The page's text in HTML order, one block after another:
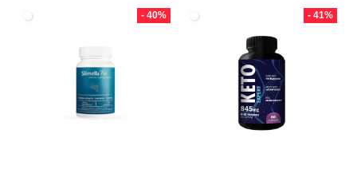
45,00 €.
è:
25,00 €.
70,00 €.
è:
39,00 €.
- 40% - 41%